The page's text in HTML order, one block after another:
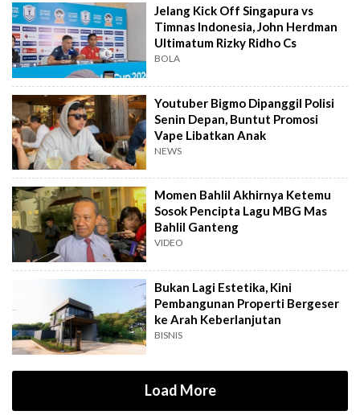
Jelang Kick Off Singapura vs
Timnas Indonesia, John Herdman
Ultimatum Rizky Ridho Cs
BOLA
Youtuber Bigmo Dipanggil Polisi
Senin Depan, Buntut Promosi
Vape Libatkan Anak
NEWS
Momen Bahlil Akhirnya Ketemu
Sosok Pencipta Lagu MBG Mas
Bahlil Ganteng
VIDEO
Bukan Lagi Estetika, Kini
Pembangunan Properti Bergeser
ke Arah Keberlanjutan
BISNIS
Load More